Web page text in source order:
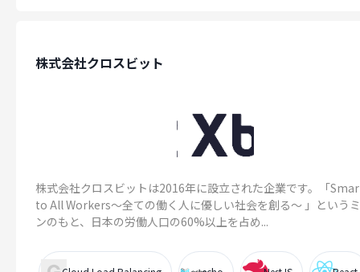
株式会社クロスビット
株式会社クロスビットは2016年に設立された企業です。「
to All Workers～全ての働く人に優しい社会を創る～ 」という
ンのもと、日本の労働人口の60%以上を占め...